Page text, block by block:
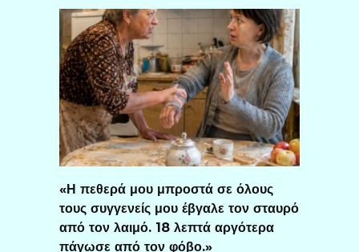
«Η πεθερά μου μπροστά σε όλους
τους συγγενείς μου έβγαλε τον σταυρό
από τον λαιμό. 18 λεπτά αργότερα
πάγωσε από τον φόβο.»